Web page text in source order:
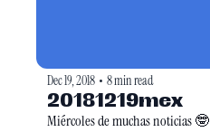
Dec 19, 2018 • 8 min read
20181219mex
Miércoles de muchas noticias 🤓